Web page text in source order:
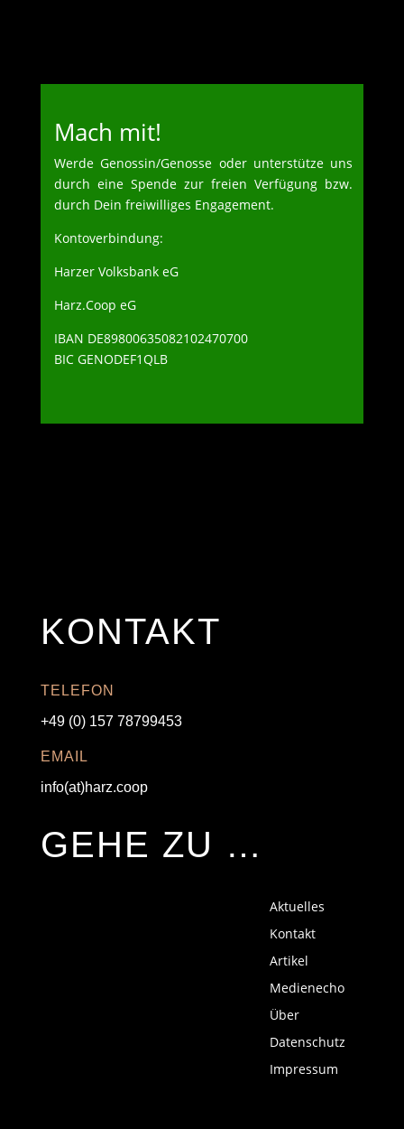
Mach mit!
Werde Genossin/Genosse oder unterstütze uns
durch eine Spende zur freien Verfügung bzw.
durch Dein freiwilliges Engagement.
Kontoverbindung:
Harzer Volksbank eG
Harz.Coop eG
IBAN DE89800635082102470700
BIC GENODEF1QLB
KONTAKT
TELEFON
+49 (0) 157 78799453
EMAIL
info(at)harz.coop
GEHE ZU …
Aktuelles
Kontakt
Artikel
Medienecho
Über
Datenschutz
Impressum